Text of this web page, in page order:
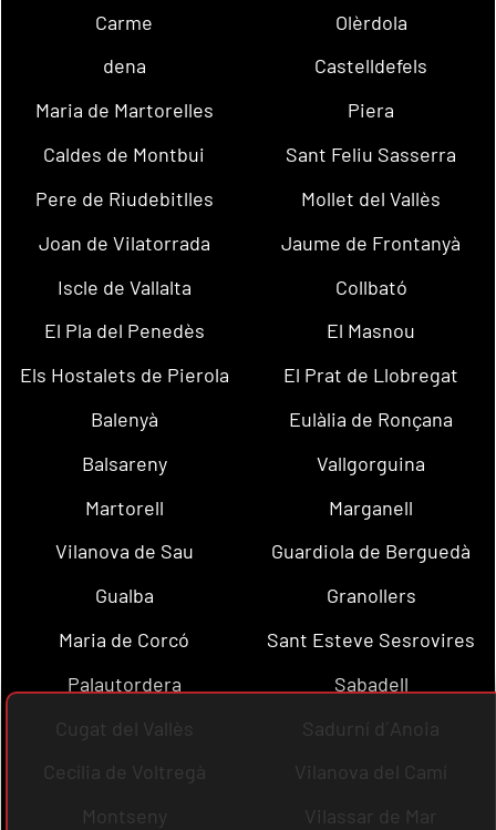
Carme
Olèrdola
dena
Castelldefels
Maria de Martorelles
Piera
Caldes de Montbui
Sant Feliu Sasserra
Pere de Riudebitlles
Mollet del Vallès
Joan de Vilatorrada
Jaume de Frontanyà
Iscle de Vallalta
Collbató
El Pla del Penedès
El Masnou
Els Hostalets de Pierola
El Prat de Llobregat
Balenyà
Eulàlia de Ronçana
Balsareny
Vallgorguina
Martorell
Marganell
Vilanova de Sau
Guardiola de Berguedà
Gualba
Granollers
Maria de Corcó
Sant Esteve Sesrovires
Palautordera
Sabadell
Cugat del Vallès
Sadurní d´Anoia
Cecília de Voltregà
Vilanova del Camí
Montseny
Vilassar de Mar